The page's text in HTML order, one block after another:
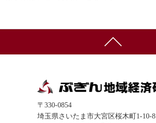
〒330-0854
埼玉県さいたま市大宮区桜木町1-10-8